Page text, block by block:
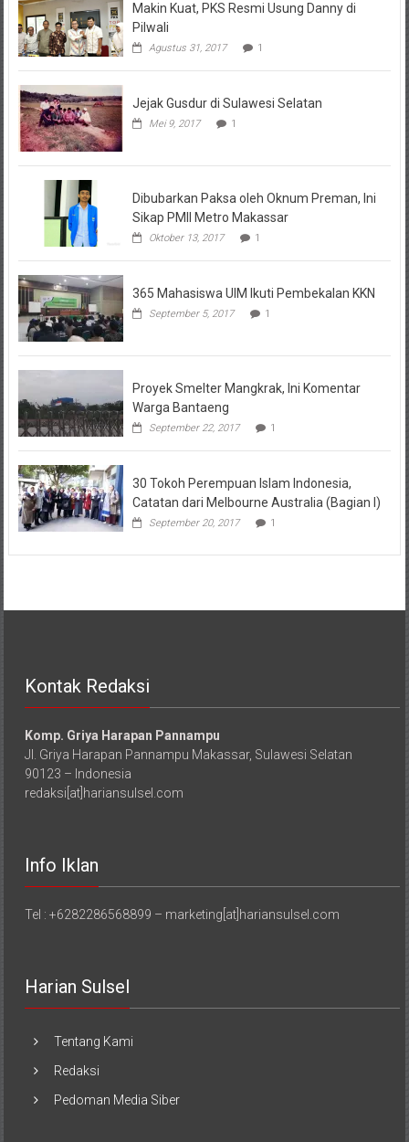
Makin Kuat, PKS Resmi Usung Danny di
Pilwali
Agustus 31, 2017 1
Jejak Gusdur di Sulawesi Selatan
Mei 9, 2017 1
Dibubarkan Paksa oleh Oknum Preman, Ini
Sikap PMII Metro Makassar
Oktober 13, 2017 1
365 Mahasiswa UIM Ikuti Pembekalan KKN
September 5, 2017 1
Proyek Smelter Mangkrak, Ini Komentar
Warga Bantaeng
September 22, 2017 1
30 Tokoh Perempuan Islam Indonesia,
Catatan dari Melbourne Australia (Bagian I)
September 20, 2017 1
Kontak Redaksi
Komp. Griya Harapan Pannampu
Jl. Griya Harapan Pannampu Makassar, Sulawesi Selatan
90123 – Indonesia
redaksi[at]hariansulsel.com
Info Iklan
Tel : +6282286568899 – marketing[at]hariansulsel.com
Harian Sulsel
Tentang Kami
Redaksi
Pedoman Media Siber